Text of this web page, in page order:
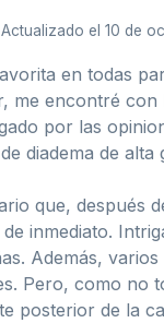
Actualizado el 10 de
en todas
me encontré
por las
diadema de alta
que,
inmediato.
Además,
Pero, como
posterior de la